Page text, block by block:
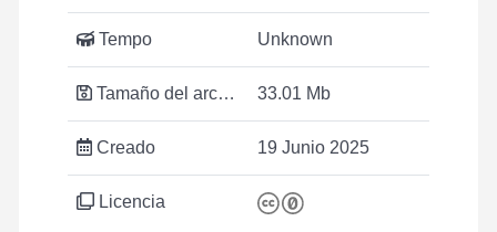
Tempo Unknown
Tamaño del archivo 33.01 Mb
Creado 19 Junio 2025
Licencia